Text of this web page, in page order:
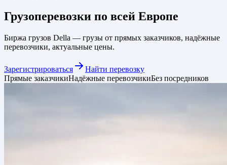
Грузоперевозки по всей Европе
Биржа грузов Della — грузы от прямых заказчиков, надёжные
перевозчики, актуальные цены.
Зарегистрироваться
Найти перевозку
Прямые заказчикиНадёжные перевозчикиБез посредников